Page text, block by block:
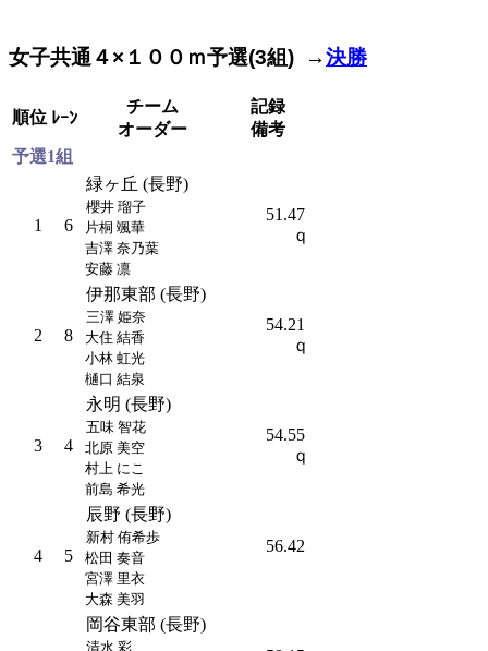
女子共通４×１００ｍ予選(3組) →決勝
順位 ﾚｰﾝ
チーム
オーダー
記録
備考
予選1組
1 6
緑ヶ丘 (長野)
櫻井 瑠子
片桐 颯華
吉澤 奈乃葉
安藤 凛
51.47
ｑ
2 8
伊那東部 (長野)
三澤 姫奈
大住 結香
小林 虹光
樋口 結泉
54.21
ｑ
3 4
永明 (長野)
五味 智花
北原 美空
村上 にこ
前島 希光
54.55
ｑ
4 5
辰野 (長野)
新村 侑希歩
松田 奏音
宮澤 里衣
大森 美羽
56.42
岡谷東部 (長野)
清水 彩